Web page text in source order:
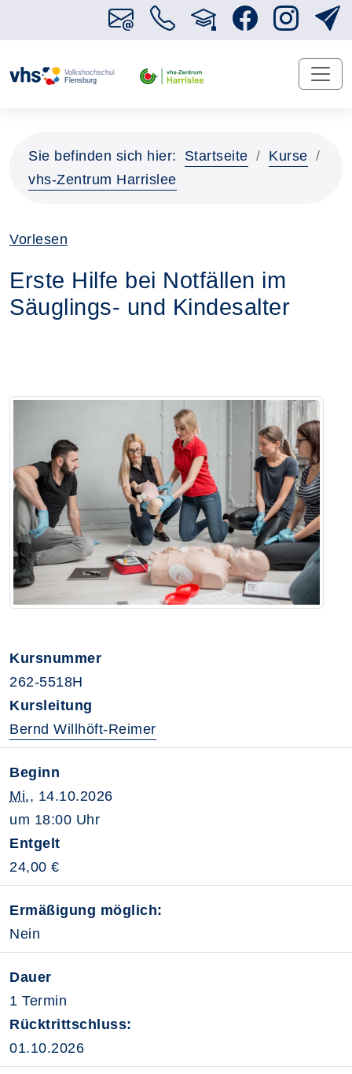
Sie befinden sich hier: Startseite
Kurse
vhs-Zentrum Harrislee
Vorlesen
Erste Hilfe bei Notfällen im
Säuglings- und Kindesalter
Kursnummer
262-5518H
Kursleitung
Bernd Willhöft-Reimer
Beginn
Mi., 14.10.2026
um 18:00 Uhr
Entgelt
24,00 €
Ermäßigung möglich:
Nein
Dauer
1 Termin
Rücktrittschluss:
01.10.2026